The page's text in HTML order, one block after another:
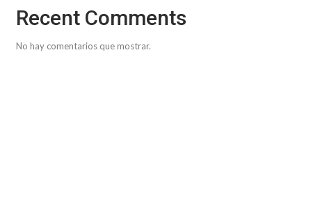
Recent Comments
No hay comentarios que mostrar.